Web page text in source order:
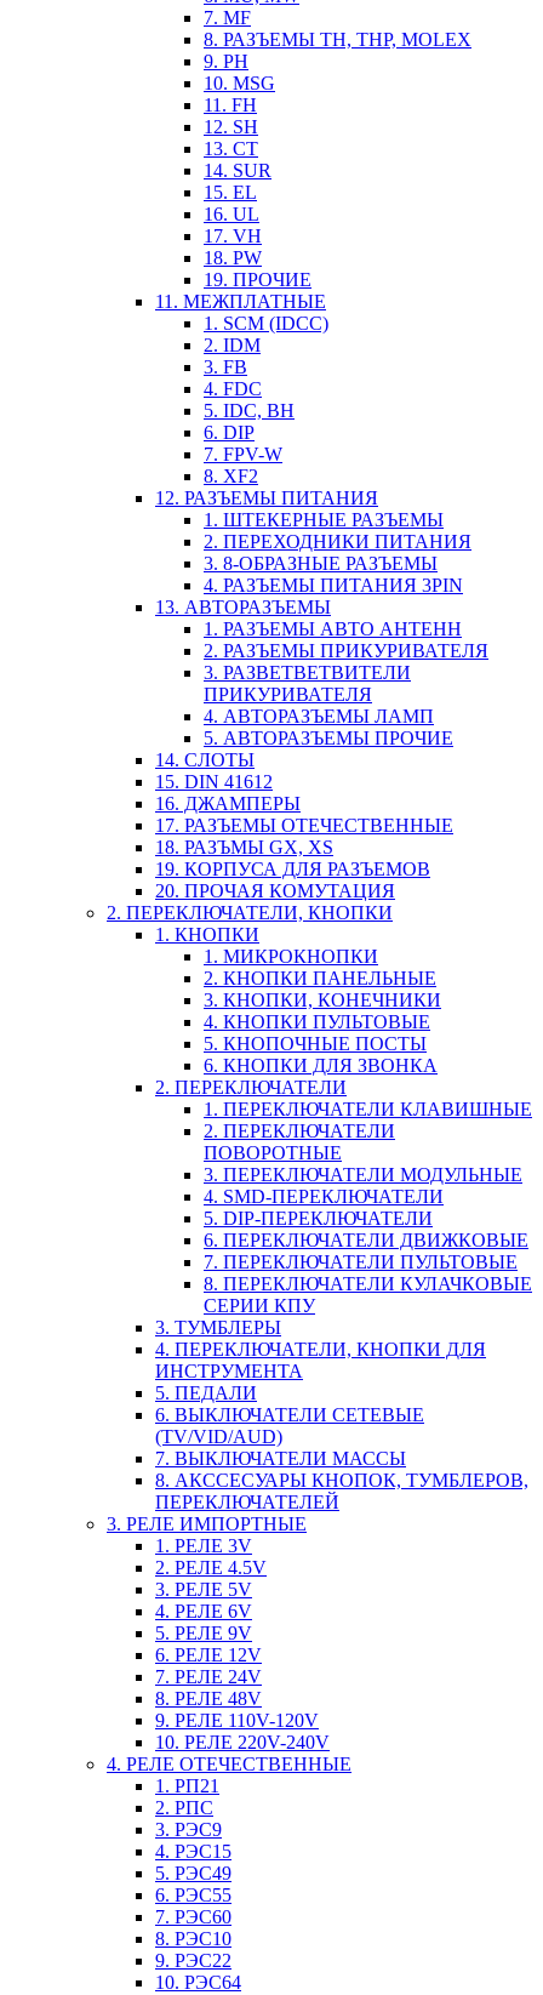
7. MF
8. РАЗЪЕМЫ TH, THP, MOLEX
9. PH
10. MSG
11. FH
12. SH
13. CT
14. SUR
15. EL
16. UL
17. VH
18. PW
19. ПРОЧИЕ
11. МЕЖПЛАТНЫЕ
1. SCM (IDCC)
2. IDM
3. FB
4. FDC
5. IDC, BH
6. DIP
7. FPV-W
8. XF2
12. РАЗЪЕМЫ ПИТАНИЯ
1. ШТЕКЕРНЫЕ РАЗЪЕМЫ
2. ПЕРЕХОДНИКИ ПИТАНИЯ
3. 8-ОБРАЗНЫЕ РАЗЪЕМЫ
4. РАЗЪЕМЫ ПИТАНИЯ 3PIN
13. АВТОРАЗЪЕМЫ
1. РАЗЪЕМЫ АВТО АНТЕНН
2. РАЗЪЕМЫ ПРИКУРИВАТЕЛЯ
3. РАЗВЕТВЕТВИТЕЛИ
ПРИКУРИВАТЕЛЯ
4. АВТОРАЗЪЕМЫ ЛАМП
5. АВТОРАЗЪЕМЫ ПРОЧИЕ
14. СЛОТЫ
15. DIN 41612
16. ДЖАМПЕРЫ
17. РАЗЪЕМЫ ОТЕЧЕСТВЕННЫЕ
18. РАЗЪМЫ GX, XS
19. КОРПУСА ДЛЯ РАЗЪЕМОВ
20. ПРОЧАЯ КОМУТАЦИЯ
2. ПЕРЕКЛЮЧАТЕЛИ, КНОПКИ
1. КНОПКИ
1. МИКРОКНОПКИ
2. КНОПКИ ПАНЕЛЬНЫЕ
3. КНОПКИ, КОНЕЧНИКИ
4. КНОПКИ ПУЛЬТОВЫЕ
5. КНОПОЧНЫЕ ПОСТЫ
6. КНОПКИ ДЛЯ ЗВОНКА
2. ПЕРЕКЛЮЧАТЕЛИ
1. ПЕРЕКЛЮЧАТЕЛИ КЛАВИШНЫЕ
2. ПЕРЕКЛЮЧАТЕЛИ
ПОВОРОТНЫЕ
3. ПЕРЕКЛЮЧАТЕЛИ МОДУЛЬНЫЕ
4. SMD-ПЕРЕКЛЮЧАТЕЛИ
5. DIP-ПЕРЕКЛЮЧАТЕЛИ
6. ПЕРЕКЛЮЧАТЕЛИ ДВИЖКОВЫЕ
7. ПЕРЕКЛЮЧАТЕЛИ ПУЛЬТОВЫЕ
8. ПЕРЕКЛЮЧАТЕЛИ КУЛАЧКОВЫЕ
СЕРИИ КПУ
3. ТУМБЛЕРЫ
4. ПЕРЕКЛЮЧАТЕЛИ, КНОПКИ ДЛЯ
ИНСТРУМЕНТА
5. ПЕДАЛИ
6. ВЫКЛЮЧАТЕЛИ СЕТЕВЫЕ
(TV/VID/AUD)
7. ВЫКЛЮЧАТЕЛИ МАССЫ
8. АКССЕСУАРЫ КНОПОК, ТУМБЛЕРОВ,
ПЕРЕКЛЮЧАТЕЛЕЙ
3. РЕЛЕ ИМПОРТНЫЕ
1. РЕЛЕ 3V
2. РЕЛЕ 4.5V
3. РЕЛЕ 5V
4. РЕЛЕ 6V
5. РЕЛЕ 9V
6. РЕЛЕ 12V
7. РЕЛЕ 24V
8. РЕЛЕ 48V
9. РЕЛЕ 110V-120V
10. РЕЛЕ 220V-240V
4. РЕЛЕ ОТЕЧЕСТВЕННЫЕ
1. РП21
2. РПС
3. РЭС9
4. РЭС15
5. РЭС49
6. РЭС55
7. РЭС60
8. РЭС10
9. РЭС22
10. РЭС64